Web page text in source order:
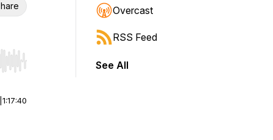
Hold shift to jump forward or backward.
1:17:40
Overcast
RSS Feed
See All